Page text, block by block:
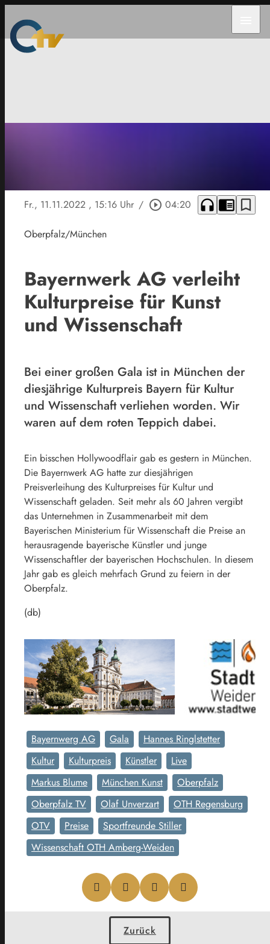
Fr., 11.11.2022 , 15:16 Uhr / play_circle_outline 04:20 headphones chrome_reader_mode bookmark_border
Oberpfalz/München
Bayernwerk AG verleiht
Kulturpreise für Kunst
und Wissenschaft
Bei einer großen Gala ist in München der
diesjährige Kulturpreis Bayern für Kultur
und Wissenschaft verliehen worden. Wir
waren auf dem roten Teppich dabei.
Ein bisschen Hollywoodflair gab es gestern in München.
Die Bayernwerk AG hatte zur diesjährigen
Preisverleihung des Kulturpreises für Kultur und
Wissenschaft geladen. Seit mehr als 60 Jahren vergibt
das Unternehmen in Zusammenarbeit mit dem
Bayerischen Ministerium für Wissenschaft die Preise an
herausragende bayerische Künstler und junge
Wissenschaftler der bayerischen Hochschulen. In diesem
Jahr gab es gleich mehrfach Grund zu feiern in der
Oberpfalz.
(db)
Bayernwerg AG Gala
Hannes Ringlstetter
Kultur
Kulturpreis Künstler
Live
Markus Blume
München Kunst
Oberpfalz
Oberpfalz TV
Olaf Unverzart
OTH Regensburg
OTV
Preise
Sportfreunde Stiller
Wissenschaft OTH Amberg-Weiden
Zurück